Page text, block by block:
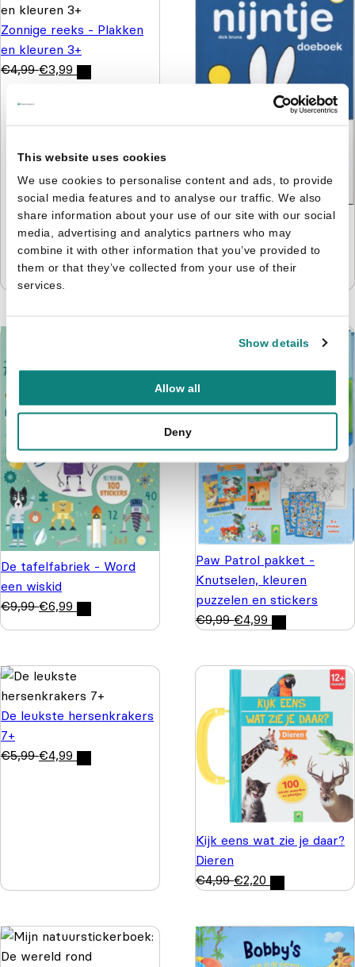
This website uses cookies
We use cookies to personalise content and ads, to provide
social media features and to analyse our traffic. We also
share information about your use of our site with our social
media, advertising and analytics partners who may
combine it with other information that you’ve provided to
them or that they’ve collected from your use of their
services.
Show details
Allow all
Deny
Zonnige reeks - Plakken
en kleuren 3+
€4,99 €3,99
Nijntje - Doeboek 4 -
Kijken, kleuren, knutselen
& tellen
5,99
De tafelfabriek - Word
een wiskid
€9,99 €6,99
Paw Patrol pakket -
Knutselen, kleuren
puzzelen en stickers
€9,99 €4,99
De leukste hersenkrakers
7+
€5,99 €4,99
Kijk eens wat zie je daar?
Dieren
€4,99 €2,20